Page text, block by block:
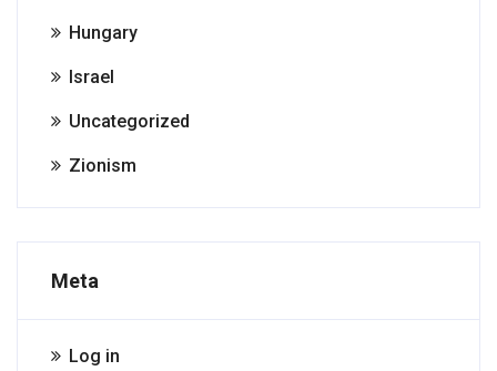
Hungary
Israel
Uncategorized
Zionism
Meta
Log in